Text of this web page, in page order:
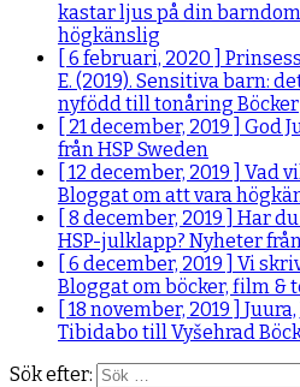
kastar ljus på din barndom
högkänslig
[ 6 februari, 2020 ]
E. (2019). Sensitiva barn:
nyfödd till tonåring Böcker
[ 21 december, 2019 ] God
från HSP Sweden
[ 12 december, 2019 ] Vad
Bloggat om att vara
[ 8 december, 2019 ] Har
HSP-julklapp? Nyheter
[ 6 december, 2019 ] Vi
Bloggat om böcker, film &
[ 18 november, 2019 ] Juura,
Tibidabo till Vyšehrad
Sök efter: